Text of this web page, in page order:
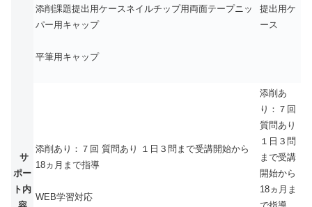
添削課題提出用ケースネイルチップ用両面テープニッ
パー用キャップ
平筆用キャップ
提出用ケ
ース
サ
ポー
ト内
添削あり：７回 質問あり １日３問まで受講開始から
18ヵ月まで指導
WEB学習対応
添削あ
り：７回
質問あり
１日３問
まで受講
開始から
18ヵ月ま